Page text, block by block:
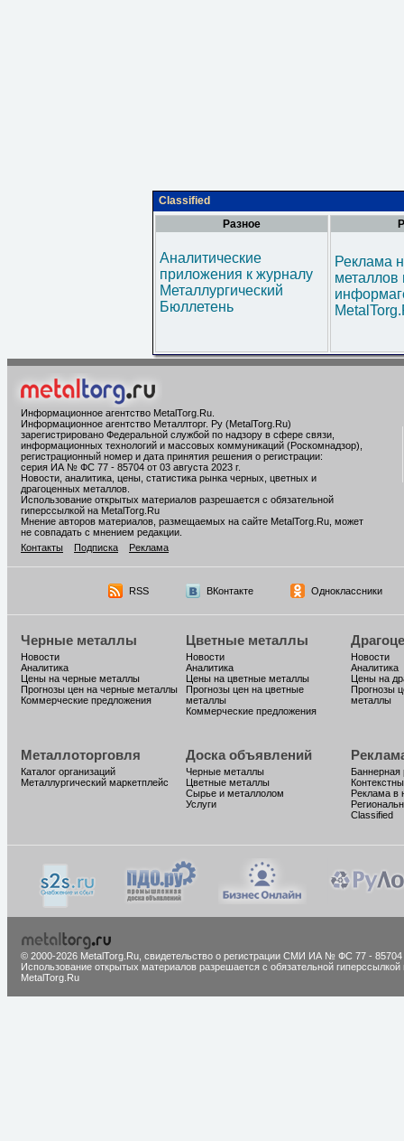
Classified
Разное
Аналитические
приложения к журналу
Металлургический
Бюллетень
Реклама
металлов
Информационное агентство MetalTorg.Ru
Информационное агентство Металлторг. Ру (MetalTorg.Ru)
зарегистрировано Федеральной службой по надзору в сфере связи,
информационных технологий и массовых коммуникаций (Роскомнадзор),
регистрационный номер и дата принятия решения о регистрации:
серия ИА № ФС 77 - 85704 от 03 августа 2023 г.
Новости, аналитика, цены, статистика рынка черных, цветных и
драгоценных металлов.
Использование открытых материалов разрешается с обязательной
гиперссылкой на MetalTorg.Ru
Мнение авторов материалов, размещаемых на сайте MetalTorg.Ru, может
не совпадать с мнением редакции.
Контакты
Подписка Реклама
RSS ВКонтакте Одноклассники
Черные металлы
Новости
Аналитика
Цены на черные металлы
Прогнозы цен на черные металлы
Коммерческие предложения
Цветные металлы
Новости
Аналитика
Цены на цветные металлы
Прогнозы цен на цветные
металлы
Коммерческие предложения
Новости
Аналитика
Цены на
Прогнозы
металлы
Металлоторговля
Каталог организаций
Металлургический маркетплейс
Доска объявлений
Черные металлы
Цветные металлы
Сырье и металлолом
Услуги
Баннерная
Реклама в
Classified
© 2000-2026 MetalTorg.Ru, cвидетельство о регистрации СМИ ИА № ФС 77 - 85704
Использование открытых материалов разрешается с обязательной гиперссылкой
MetalTorg.Ru